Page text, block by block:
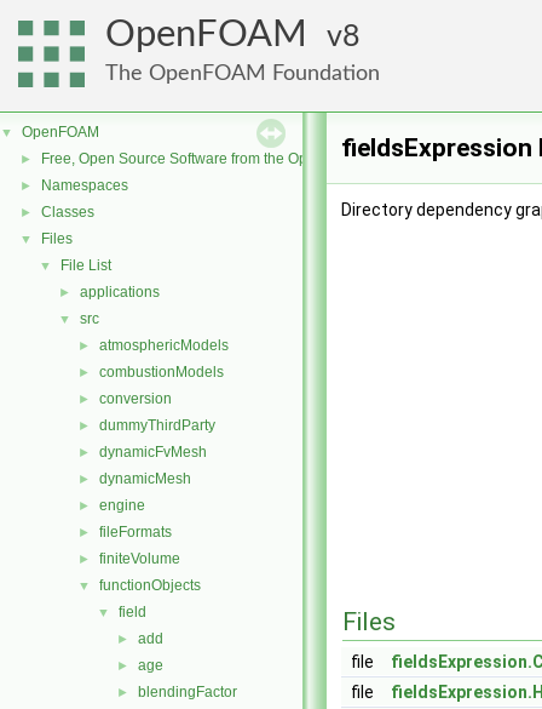
OpenFOAM 8
The OpenFOAM Foundation
▼ OpenFOAM
► Free, Open Source Software from the OpenFOAM Foundation
► Namespaces
► Classes
▼ Files
▼ File List
► applications
▼ src
► atmosphericModels
► combustionModels
► conversion
► dummyThirdParty
► dynamicFvMesh
► dynamicMesh
► engine
► fileFormats
► finiteVolume
▼ functionObjects
▼ field
► add
► age
► blendingFactor
fieldsExpression
Directory dependency
Files
file
file